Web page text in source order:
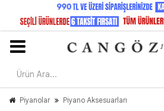
Piyanolar Piyano Aksesuarları